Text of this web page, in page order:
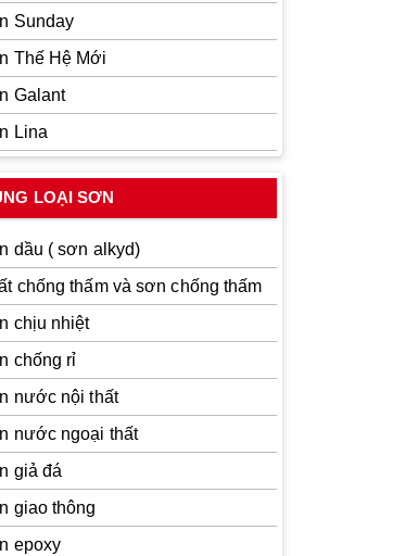
Sunday
Thế Hệ Mới
Galant
Lina
LOẠI SƠN
dầu ( sơn alkyd)
chống thấm và sơn chống thấm
chịu nhiệt
chống rỉ
nước nội thất
nước ngoại thất
giả đá
giao thông
epoxy